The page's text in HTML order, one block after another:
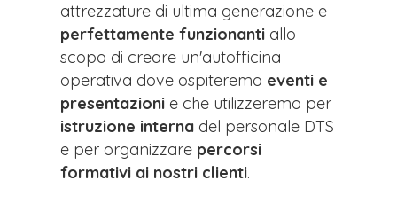
attrezzature di ultima generazione e
perfettamente funzionanti allo
scopo di creare un'autofficina
operativa dove ospiteremo eventi e
presentazioni e che utilizzeremo per
istruzione interna del personale DTS
e per organizzare percorsi
formativi ai nostri clienti.